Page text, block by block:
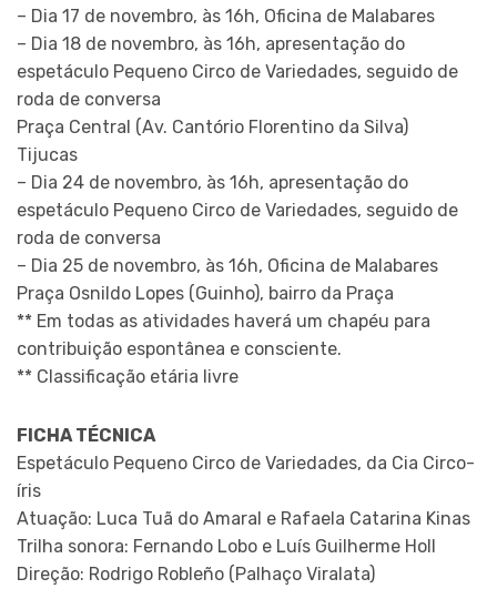
– Dia 17 de novembro, às 16h, Oficina de Malabares
– Dia 18 de novembro, às 16h, apresentação do
espetáculo Pequeno Circo de Variedades, seguido de
roda de conversa
Praça Central (Av. Cantório Florentino da Silva)
Tijucas
– Dia 24 de novembro, às 16h, apresentação do
espetáculo Pequeno Circo de Variedades, seguido de
roda de conversa
– Dia 25 de novembro, às 16h, Oficina de Malabares
Praça Osnildo Lopes (Guinho), bairro da Praça
** Em todas as atividades haverá um chapéu para
contribuição espontânea e consciente.
** Classificação etária livre
FICHA TÉCNICA
Espetáculo Pequeno Circo de Variedades, da Cia Circo-
íris
Atuação: Luca Tuã do Amaral e Rafaela Catarina Kinas
Trilha sonora: Fernando Lobo e Luís Guilherme Holl
Direção: Rodrigo Robleño (Palhaço Viralata)